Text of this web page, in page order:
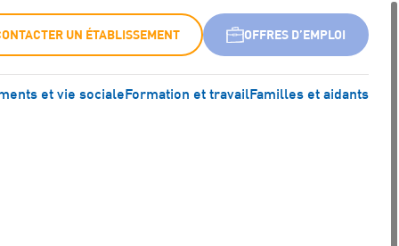
UN ÉTABLISSEMENT OFFRES D’EMPLOI
et vie socialeFormation et travailFamilles et aidants